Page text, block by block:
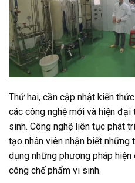
Thứ hai, cần cập nhật kiến
các công nghệ mới và hiện
sinh. Công nghệ liên tục phát
tạo nhân viên nhận biết những
dụng những phương pháp
công chế phẩm vi sinh.